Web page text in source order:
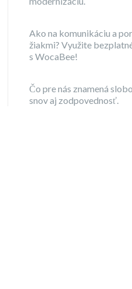
Ako na komunikáciu a
žiakmi? Využite
s WocaBee!
Čo pre nás znamená
snov aj zodpovednosť.